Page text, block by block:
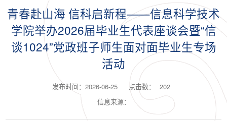
青春赴山海 信科启新程——信息科学技术
学院举办2026届毕业生代表座谈会暨“信
谈1024”党政班子师生面对面毕业生专场
活动
发布时间：2026-06-25 点击数：
202
信息来源：